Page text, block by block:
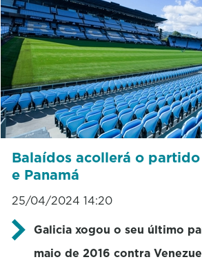
Balaídos acollerá o
e Panamá
25/04/2024 14:20
Galicia xogou o seu último
maio de 2016 contra